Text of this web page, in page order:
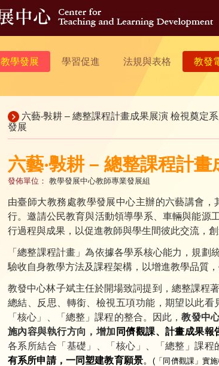
教學發展 學習促進 法規與表格 教發
六藝‧斅耕 – 總整課程計畫成果展演 檢視奠定
發展
六藝‧斅耕 – 總整課程計
發佈單位： 教學發展中心教師專業發展組
由臺師大教務處教學發展中心主辦的六藝講會
行。邀請公民教育與活動領導學系、車輛與能源
行過程與成果，以促進教師與學生間彼此交流，
「總整課程計畫」為依據各學系核心能力，規
驗收自身教學方法及課程架構，以增進教學品質
教發中心林子斌主任於開場致詞提到，總整課程
總結、反思、轉銜、檢視五項功能，期望以此看
「核心」、「總整」課程的整合。因此，教發中
施內容與執行方向，增加 同儕觀課、計畫成果報
各系所結合「基礎」、「核心」、「總整」課程
有系所申請，一同塑建教育願景。(「同儕觀課」實